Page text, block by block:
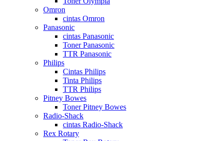
Omron
cintas Omron
Panasonic
cintas Panasonic
Toner Panasonic
TTR Panasonic
Philips
Cintas Philips
Tinta Philips
TTR Philips
Pitney Bowes
Toner Pitney Bowes
Radio-Shack
cintas Radio-Shack
Rex Rotary